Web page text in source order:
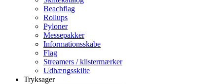
Beachflag
Rollups
Pyloner
Messepakker
Informationsskabe
Flag
Streamers / klistermærker
Udhængsskilte
Tryksager